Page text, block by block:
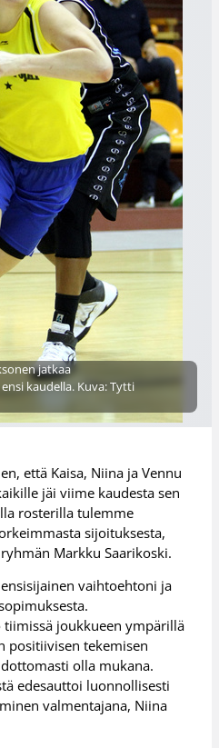
jatkaa
kaudella. Kuva: Tytti
että Kaisa, Niina ja Vennu
jäi viime kaudesta sen
rosterilla tulemme
sijoituksesta,
Markku Saarikoski.
vaihtoehtoni ja
tiimissä joukkueen ympärillä
positiivisen tekemisen
olla mukana.
edesauttoi luonnollisesti
valmentajana, Niina